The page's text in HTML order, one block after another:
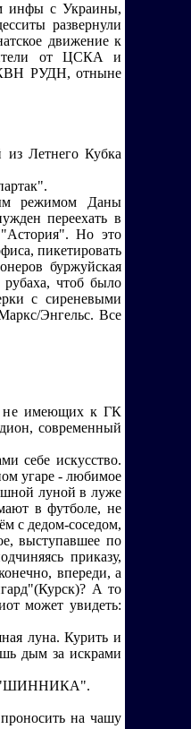
инфы с Украины,
развернули
движение к
от ЦСКА и
КВН РУДН, отныне
Летнего Кубка
режимом Даны
переехать в
"Астория". Но это
пикетировать
буржуйская
чтоб было
с сиреневыми
Энгельс. Все
не имеющих к ГК
современный
себе искусство.
угаре - любимое
луной в луже
в футболе, не
с дедом-соседом,
выступавшее по
приказу,
впереди, а
А то
может увидеть:
луна. Курить и
дым за искрами
"ШИННИКА".
на чашу